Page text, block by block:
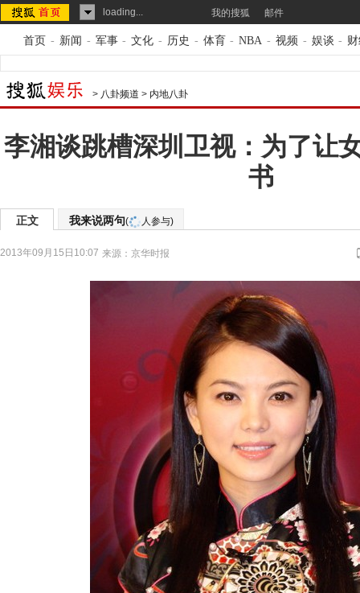
loading... 我的搜狐 邮件
首页 - 新闻 - 军事 - 文化 - 历史 - 体育 - NBA - 视频 - 娱谈 -
> 八卦频道 > 内地八卦
李湘谈跳槽深圳卫视：为了让
书
正文 我来说两句( 人参与)
2013年09月15日10:07 来源： 京华时报